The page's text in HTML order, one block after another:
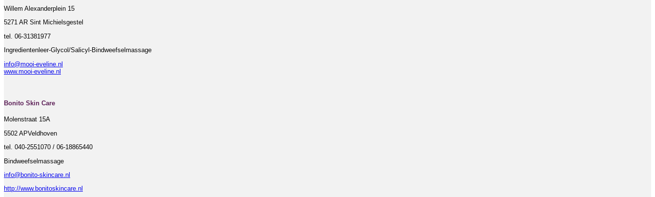
Willem Alexanderplein 15
5271 AR Sint Michielsgestel
tel. 06-31381977
Ingredientenleer-Glycol/Salicyl-Bindweefselmassage
info@mooi-eveline.nl
www.mooi-eveline.nl
Bonito Skin Care
Molenstraat 15A
5502 APVeldhoven
tel. 040-2551070 / 06-18865440
Bindweefselmassage
info@bonito-skincare.nl
http://www.bonitoskincare.nl